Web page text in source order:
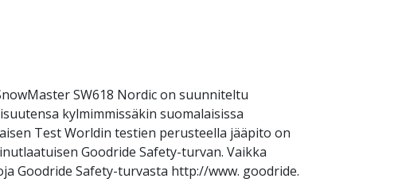
SW618 Nordic on suunniteltu
kylmimmissäkin suomalaisissa
Test Worldin testien perusteella jääpito on
Goodride Safety-turvan. Vaikka
Goodride Safety-turvasta http://www. goodride.